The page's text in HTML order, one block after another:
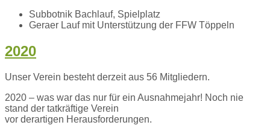
Subbotnik Bachlauf, Spielplatz
Geraer Lauf mit Unterstützung der FFW Töppeln
2020
Unser Verein besteht derzeit aus 56 Mitgliedern.
2020 – was war das nur für ein Ausnahmejahr! Noch nie
stand der tatkräftige Verein
vor derartigen Herausforderungen.